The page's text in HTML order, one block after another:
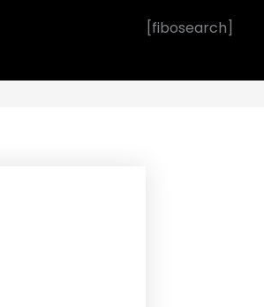
[fibosearch]